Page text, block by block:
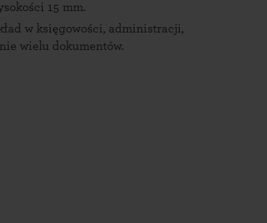
15 mm.
w księgowości, administracji,
wielu dokumentów.